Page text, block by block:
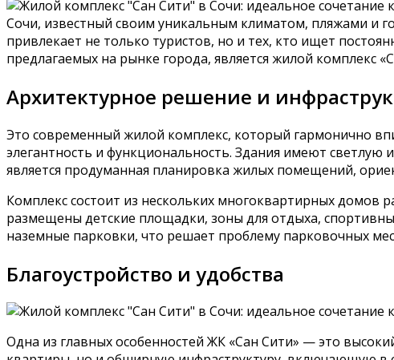
Сочи, известный своим уникальным климатом, пляжами и
привлекает не только туристов, но и тех, кто ищет
предлагаемых на рынке города, является жилой комплекс
Архитектурное решение и
Это современный жилой комплекс, который гармонично
элегантность и функциональность. Здания имеют светлую
является продуманная планировка жилых помещений,
Комплекс состоит из нескольких многоквартирных
размещены детские площадки, зоны для отдыха,
наземные парковки, что решает проблему парковочных
Благоустройство и удобства
Одна из главных особенностей ЖК «Сан Сити» — это